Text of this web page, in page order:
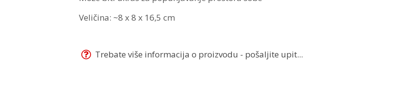
Veličina: ~8 x 8 x 16,5 cm
Trebate više informacija o proizvodu - pošaljite upit...